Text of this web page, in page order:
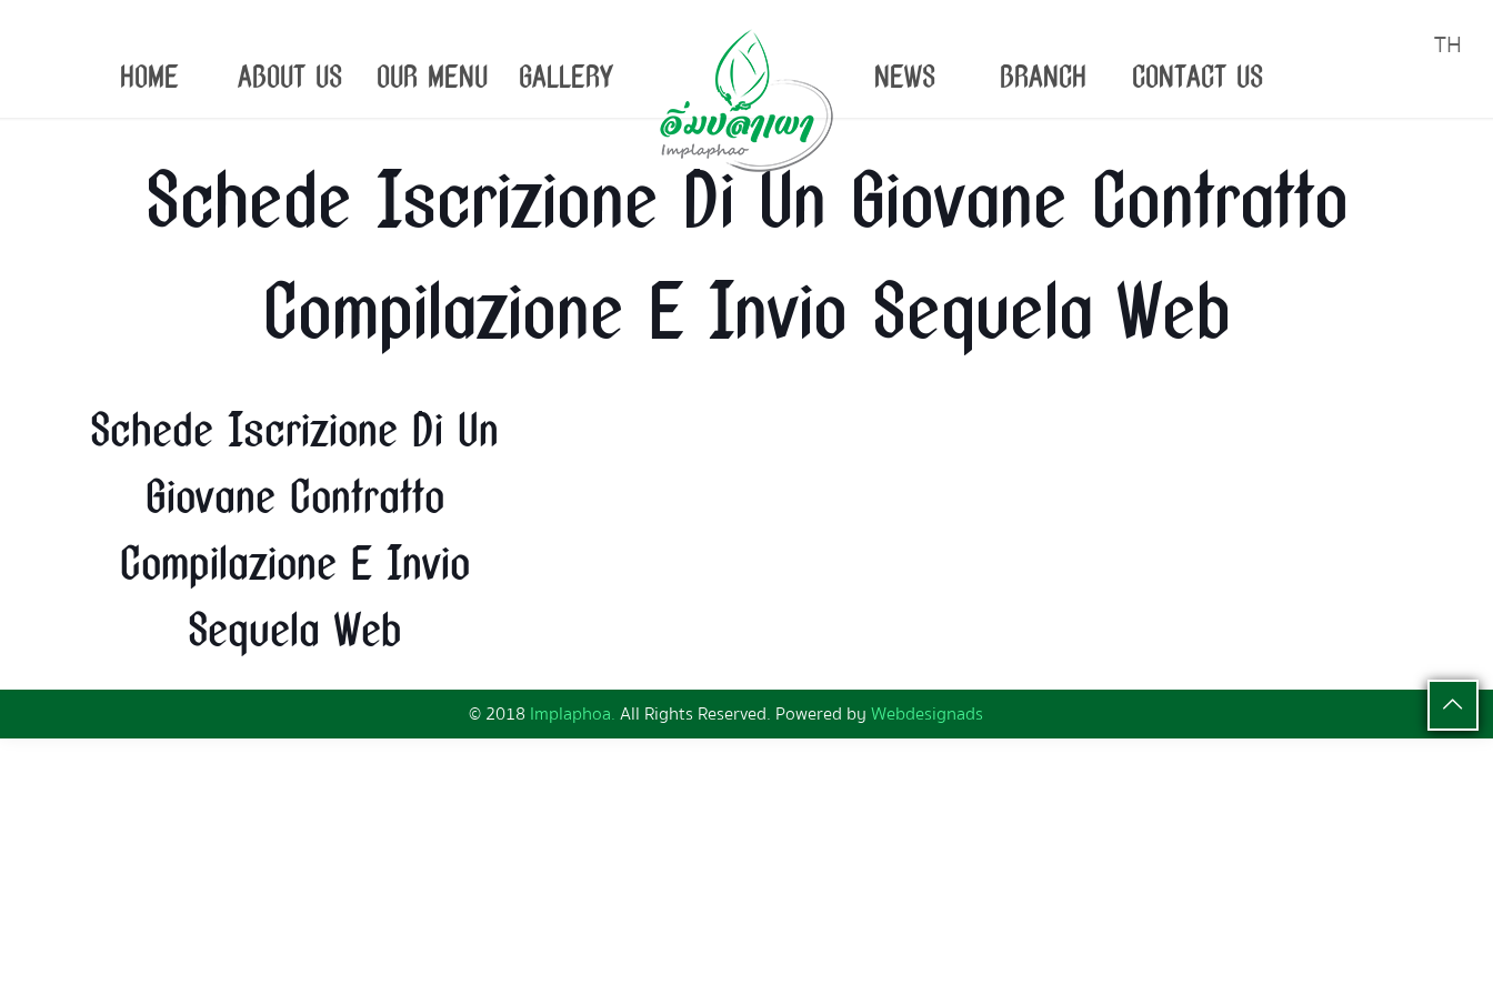
TH
HOME ABOUT US OUR MENU GALLERY NEWS BRANCH CONTACT US
Schede Iscrizione Di Un Giovane Contratto
Compilazione E Invio Sequela Web
Schede Iscrizione Di Un
Giovane Contratto
Compilazione E Invio
Sequela Web
© 2018 Implaphoa.All Rights Reserved. Powered byWebdesignads